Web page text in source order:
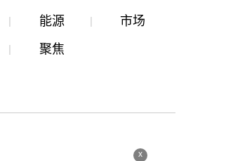
能源
市场
聚焦
x